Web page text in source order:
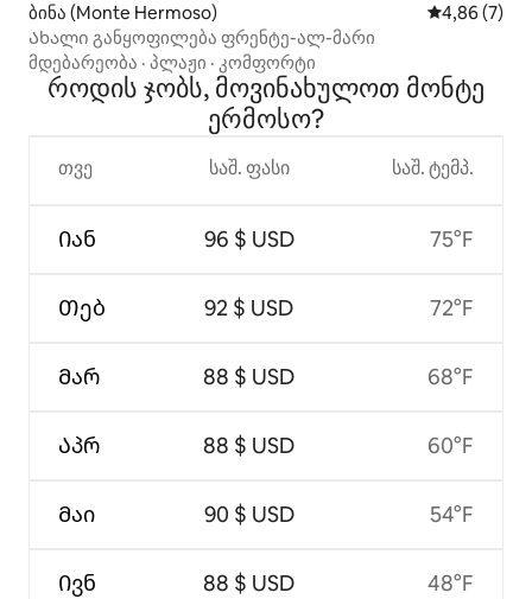
ბინა (Monte Hermoso) საშუალო
4,86 (7)
Ახალი განყოფილება ფრენტე-ალ-მარი
მდებარეობა · პლაჟი · კომფორტი
როდის ჯობს, მოვინახულოთ მონტე
ერმოსო?
თვე
Იან
Თებ
Მარ
Აპრ
Მაი
Ივნ
საშ. ფასი
96 $ USD
92 $ USD
88 $ USD
88 $ USD
90 $ USD
88 $ USD
საშ. ტემპ.
75°F
72°F
68°F
60°F
54°F
48°F